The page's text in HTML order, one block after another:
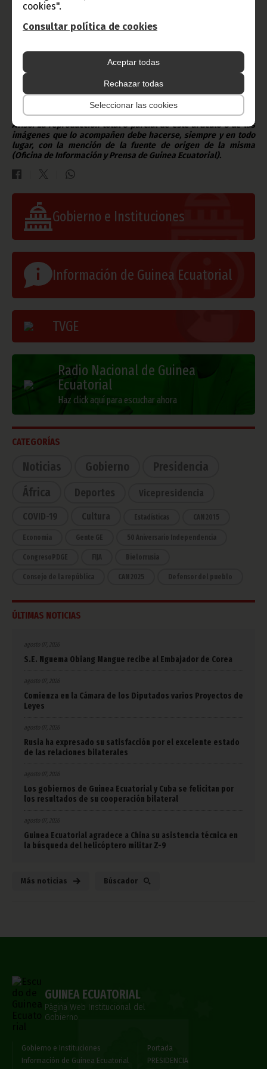
cookies".
Consultar política de cookies
Aceptar todas
Rechazar todas
Seleccionar las cookies
sería ésta".
Presidente de Mauritania, Mohamed Ould Abdel Aziz, en su
calidad de Presidente de la Unión Africana
organizado esta 23ª edición de la cumbre, lanzó un
llamamiento para buscar fórmulas efectivas para el desarrollo
de la agricultura en el continente.
Texto: Inés Ortega.
Fotos: Clemente Ela Ondo Onguene (D. G. Base Internet).
Oficina de Información y Prensa de Guinea Ecuatorial.
Aviso: La reproducción total o parcial de este artículo o de las
imágenes que lo acompañen debe hacerse, siempre y en todo
lugar, con la mención de la fuente de origen de la misma
(Oficina de Información y Prensa de Guinea Ecuatorial).
Gobierno e Instituciones
Información de Guinea Ecuatorial
TVGE
Radio Nacional de Guinea
Ecuatorial
Haz click aquí para escuchar ahora
CATEGORÍAS
Noticias Gobierno
Presidencia
África
Deportes Vicepresidencia
COVID-19 Cultura Estadísticas CAN 2015
Economía Gente GE 50 Aniversario Independencia
CongresoPDGE FIJA Bielorrusia
Consejo de la república CAN 2025 Defensor del pueblo
ÚLTIMAS NOTICIAS
agosto 07, 2026
S.E. Nguema Obiang Mangue recibe al Embajador de Corea
agosto 07, 2026
Comienza en la Cámara de los Diputados varios Proyectos de
Leyes
agosto 07, 2026
Rusia ha expresado su satisfacción por el excelente estado
de las relaciones bilaterales
agosto 07, 2026
Los gobiernos de Guinea Ecuatorial y Cuba se felicitan por
los resultados de su cooperación bilateral
agosto 07, 2026
Guinea Ecuatorial agradece a China su asistencia técnica en
la búsqueda del helicóptero militar Z-9
Más noticias Búscador
GUINEA ECUATORIAL
Página Web Institucional del
Gobierno
Gobierno e Instituciones
Información de Guinea Ecuatorial
Portada
PRESIDENCIA